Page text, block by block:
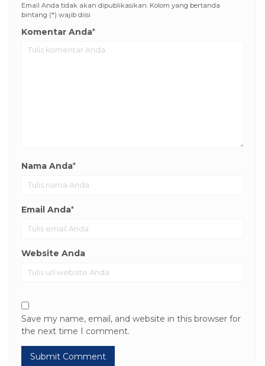
Email Anda tidak akan dipublikasikan. Kolom yang bertanda
bintang (*) wajib diisi
Komentar Anda*
Nama Anda*
Email Anda*
Website Anda
Save my name, email, and website in this browser for
the next time I comment.